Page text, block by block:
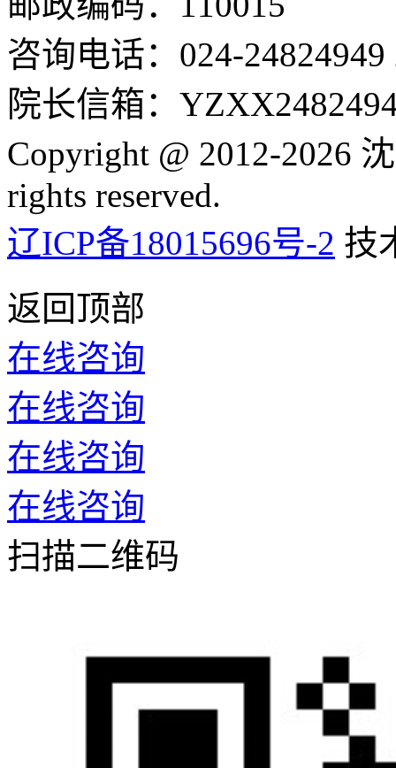
咨询电话：024-24824949
院长信箱：
Copyright @ 2012-2026
rights reserved.
辽ICP备18015696号-2 技
返回顶部
在线咨询
在线咨询
在线咨询
在线咨询
扫描二维码